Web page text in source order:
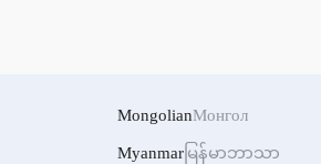
MongolianМонгол
Myanmar မြန်မာဘာသာ